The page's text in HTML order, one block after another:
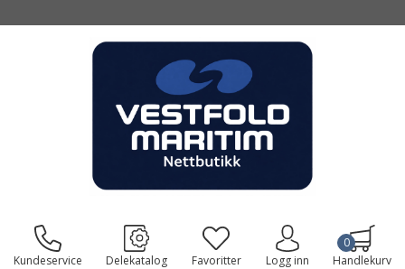
Kundeservice Delekatalog Favoritter Logg inn Handlekurv
0